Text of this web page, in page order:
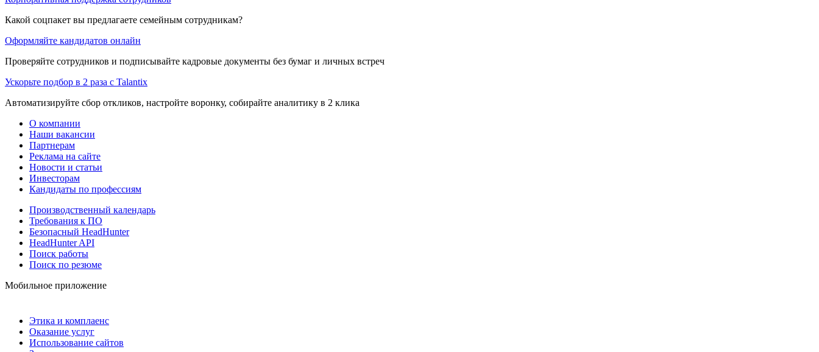
Какой соцпакет вы предлагаете семейным сотрудникам?
Оформляйте кандидатов онлайн
Проверяйте сотрудников и подписывайте кадровые документы без бумаг и личных встреч
Ускорьте подбор в 2 раза с Talantix
Автоматизируйте сбор откликов, настройте воронку, собирайте аналитику в 2 клика
О компании
Наши вакансии
Партнерам
Реклама на сайте
Новости и статьи
Инвесторам
Кандидаты по профессиям
Производственный календарь
Требования к ПО
Безопасный HeadHunter
HeadHunter API
Поиск работы
Поиск по резюме
Мобильное приложение
Этика и комплаенс
Оказание услуг
Использование сайтов